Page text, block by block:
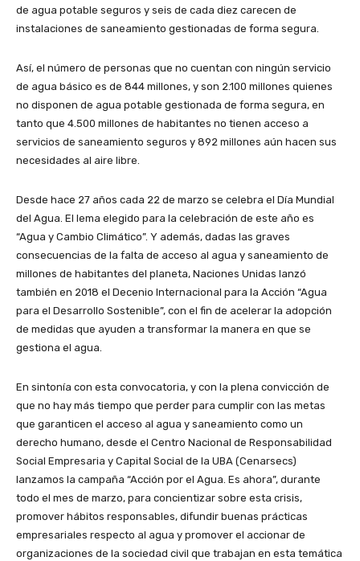
de agua potable seguros y seis de cada diez carecen de
instalaciones de saneamiento gestionadas de forma segura.
Así, el número de personas que no cuentan con ningún servicio
de agua básico es de 844 millones, y son 2.100 millones quienes
no disponen de agua potable gestionada de forma segura, en
tanto que 4.500 millones de habitantes no tienen acceso a
servicios de saneamiento seguros y 892 millones aún hacen sus
necesidades al aire libre.
Desde hace 27 años cada 22 de marzo se celebra el Día Mundial
del Agua. El lema elegido para la celebración de este año es
“Agua y Cambio Climático”. Y además, dadas las graves
consecuencias de la falta de acceso al agua y saneamiento de
millones de habitantes del planeta, Naciones Unidas lanzó
también en 2018 el Decenio Internacional para la Acción “Agua
para el Desarrollo Sostenible”, con el fin de acelerar la adopción
de medidas que ayuden a transformar la manera en que se
gestiona el agua.
En sintonía con esta convocatoria, y con la plena convicción de
que no hay más tiempo que perder para cumplir con las metas
que garanticen el acceso al agua y saneamiento como un
derecho humano, desde el Centro Nacional de Responsabilidad
Social Empresaria y Capital Social de la UBA (Cenarsecs)
lanzamos la campaña “Acción por el Agua. Es ahora”, durante
todo el mes de marzo, para concientizar sobre esta crisis,
promover hábitos responsables, difundir buenas prácticas
empresariales respecto al agua y promover el accionar de
organizaciones de la sociedad civil que trabajan en esta temática